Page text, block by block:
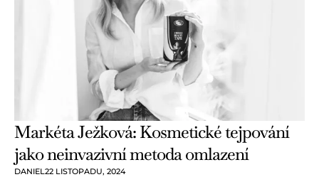
Markéta Ježková: Kosmetické tejpování
jako neinvazivní metoda omlazení
DANIEL22 LISTOPADU, 2024